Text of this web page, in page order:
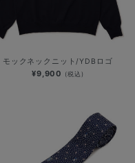
モックネックニット/YDBロゴ
¥9,900 (税込)